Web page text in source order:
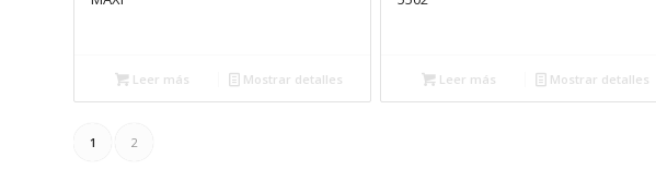
Leer más Mostrar detalles Leer más Mostrar detalles
1 2